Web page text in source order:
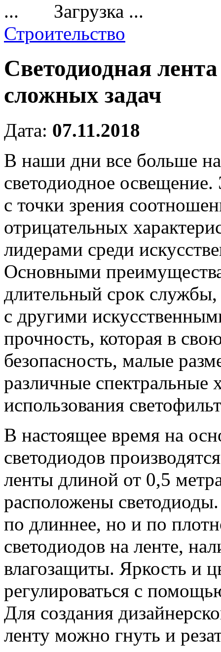
Загрузка ...
Строительство
Светодиодная
сложных задач
Дата: 07.11.2018
В наши дни все больше
светодиодное освещение.
с точки зрения
отрицательных
лидерами среди
Основными
длительный срок
с другими
прочность, которая в
безопасность, малые
различные спектральные
использования
В настоящее время на
светодиодов
ленты длиной от 0,5
расположены
по длиннее, но и по
светодиодов на ленте,
влагозащиты. Яркость и
регулироваться с
Для создания
ленту можно гнуть и